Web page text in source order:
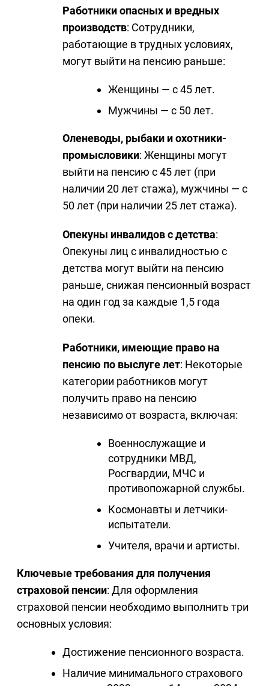
Работники опасных и вредных
производств: Сотрудники,
работающие в трудных условиях,
могут выйти на пенсию раньше:
Женщины — с 45 лет.
Мужчины — с 50 лет.
Оленеводы, рыбаки и охотники-
промысловики: Женщины могут
выйти на пенсию с 45 лет (при
наличии 20 лет стажа), мужчины — с
50 лет (при наличии 25 лет стажа).
Опекуны инвалидов с детства:
Опекуны лиц с инвалидностью с
детства могут выйти на пенсию
раньше, снижая пенсионный возраст
на один год за каждые 1,5 года
опеки.
Работники, имеющие право на
пенсию по выслуге лет: Некоторые
категории работников могут
получить право на пенсию
независимо от возраста, включая:
Военнослужащие и
сотрудники МВД,
Росгвардии, МЧС и
противопожарной службы.
Космонавты и летчики-
испытатели.
Учителя, врачи и артисты.
Ключевые требования для получения
страховой пенсии: Для оформления
страховой пенсии необходимо выполнить три
основных условия:
Достижение пенсионного возраста.
Наличие минимального страхового